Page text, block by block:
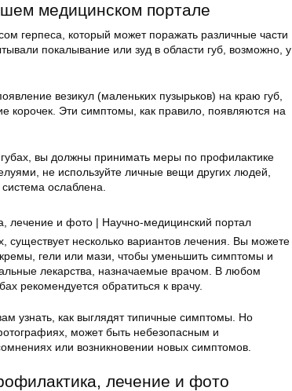
медицинском портале
герпеса, который может поражать различные части
покалывание или зуд в области губ, возможно, у
везикул (маленьких пузырьков) на краю губ,
корочек. Эти симптомы, как правило, появляются на
губах, вы должны принимать меры по профилактике
не используйте личные вещи других людей,
ослаблена.
существует несколько вариантов лечения. Вы можете
гели или мази, чтобы уменьшить симптомы и
лекарства, назначаемые врачом. В любом
рекомендуется обратиться к врачу.
узнать, как выглядят типичные симптомы. Но
может быть небезопасным и
или возникновении новых симптомов.
лечение и фото